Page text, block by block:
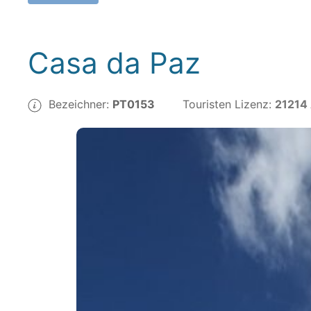
Casa da Paz
Bezeichner: PT0153 Touristen Lizenz: 21214